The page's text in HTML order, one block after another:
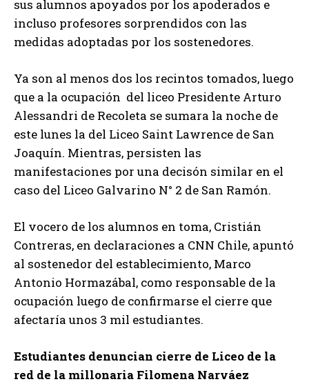
sus alumnos apoyados por los apoderados e
incluso profesores sorprendidos con las
medidas adoptadas por los sostenedores.
Ya son al menos dos los recintos tomados, luego
que a la ocupación del liceo Presidente Arturo
Alessandri de Recoleta se sumara la noche de
este lunes la del Liceo Saint Lawrence de San
Joaquín. Mientras, persisten las
manifestaciones por una decisón similar en el
caso del Liceo Galvarino N° 2 de San Ramón.
El vocero de los alumnos en toma, Cristián
Contreras, en declaraciones a CNN Chile, apuntó
al sostenedor del establecimiento, Marco
Antonio Hormazábal, como responsable de la
ocupación luego de confirmarse el cierre que
afectaría unos 3 mil estudiantes.
Estudiantes denuncian cierre de Liceo de la
red de la millonaria Filomena Narváez